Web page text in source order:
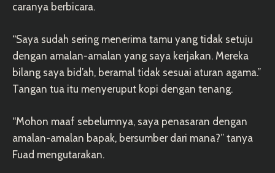
caranya berbicara.
“Saya sudah sering menerima tamu yang tidak setuju
dengan amalan-amalan yang saya kerjakan. Mereka
bilang saya bid’ah, beramal tidak sesuai aturan agama.”
Tangan tua itu menyeruput kopi dengan tenang.
“Mohon maaf sebelumnya, saya penasaran dengan
amalan-amalan bapak, bersumber dari mana?” tanya
Fuad mengutarakan.